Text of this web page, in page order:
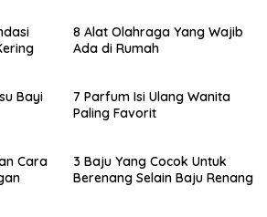
8 Alat Olahraga Yang Wajib
Ada di Rumah
Bayi
7 Parfum Isi Ulang Wanita
Paling Favorit
Cara
3 Baju Yang Cocok Untuk
Berenang Selain Baju Renang